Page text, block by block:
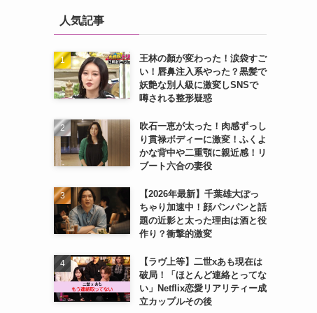
人気記事
王林の顏が変わった！涙袋すご
い！唇鼻注入系やった？黒髪で
妖艶な別人級に激変しSNSで
噂される整形疑惑
吹石一恵が太った！肉感ずっし
り貫禄ボディーに激変！ふくよ
かな背中や二重顎に親近感！リ
ブート六合の妻役
【2026年最新】千葉雄大ぽっ
ちゃり加速中！顔パンパンと話
題の近影と太った理由は酒と役
作り？衝撃的激変
【ラヴ上等】二世xあも現在は
破局！「ほとんど連絡とってな
い」Netflix恋愛リアリティー成
立カップルその後